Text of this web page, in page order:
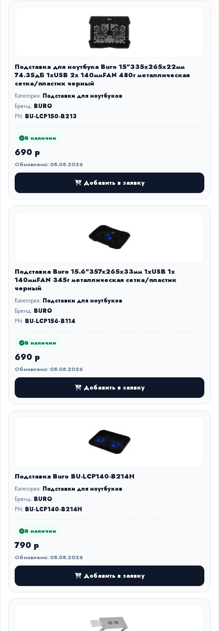
Подставка для ноутбука Buro 15"335x265x22мм
74.35дБ 1xUSB 2x 140ммFAN 480г металлическая
сетка/пластик черный
Категория: Подставки для ноутбуков
Бренд: BURO
PN: BU-LCP150-B213
В наличии
690 р
Обновлено: 08.08.2026
Добавить в заявку
Подставка Buro 15.6"357x265x33мм 1xUSB 1x
140ммFAN 345г металлическая сетка/пластик
черный
Категория: Подставки для ноутбуков
Бренд: BURO
PN: BU-LCP156-B114
В наличии
690 р
Обновлено: 08.08.2026
Добавить в заявку
Подставка Buro BU-LCP140-B214H
Категория: Подставки для ноутбуков
Бренд: BURO
PN: BU-LCP140-B214H
В наличии
790 р
Обновлено: 08.08.2026
Добавить в заявку